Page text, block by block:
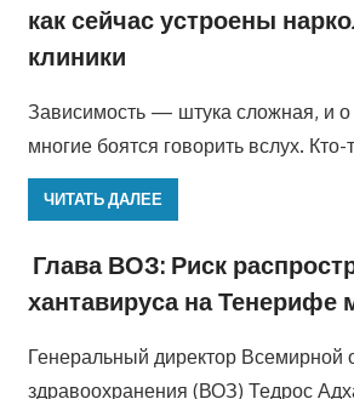
как сейчас устроены
клиники
Зависимость — штука сложная, и о
многие боятся говорить вслух. Кто-
ЧИТАТЬ ДАЛЕЕ
Глава ВОЗ: Риск
хантавируса на Тенерифе
Генеральный директор Всемирной
здравоохранения (ВОЗ) Тедрос